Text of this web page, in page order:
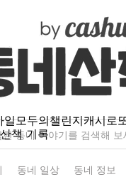
일모두의챌린지캐시로
산책 기록
동네 일상 동네 정보